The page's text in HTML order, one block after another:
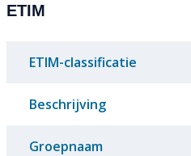
ETIM
ETIM-classificatie
Beschrijving
Groepnaam